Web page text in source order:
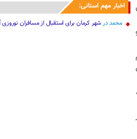
اخبار مهم استانی:
محمددرشهر کرمان برای استقبال از مسافران